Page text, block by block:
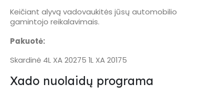
Keičiant alyvą vadovaukitės jūsų automobilio
gamintojo reikalavimais.
Pakuotė:
Skardinė 4L XA 20275 1L XA 20175
Xado nuolaidų programa